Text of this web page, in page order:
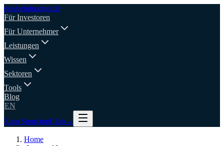
dealorigination.de
Für Investoren
Für Unternehmer
Leistungen
Wissen
Sektoren
Tools
Blog
EN
Zum SourcingClub→
Home